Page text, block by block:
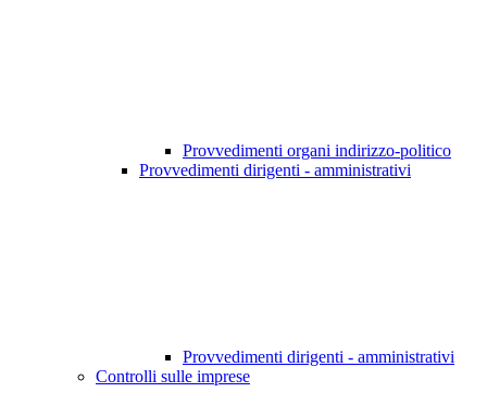
Provvedimenti organi indirizzo-politico
Provvedimenti dirigenti - amministrativi
Provvedimenti dirigenti - amministrativi
Controlli sulle imprese